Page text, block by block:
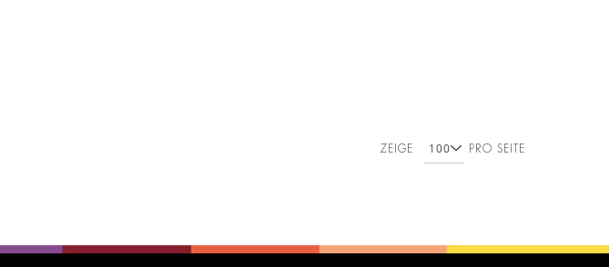
ZEIGE PRO SEITE